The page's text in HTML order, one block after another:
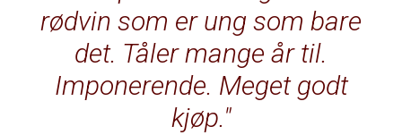
rødvin som er ung som bare
det. Tåler mange år til.
Imponerende. Meget godt
kjøp.